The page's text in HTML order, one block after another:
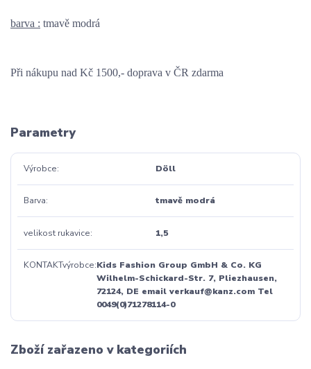
barva : tmavě modrá
Při nákupu nad Kč 1500,- doprava v ČR zdarma
Parametry
Výrobce Döll
Barva tmavě modrá
velikost rukavice 1,5
KONTAKTvýrobce Kids Fashion Group GmbH & Co. KG
Wilhelm-Schickard-Str. 7, Pliezhausen,
72124, DE email verkauf@kanz.com Tel
0049(0)71278114-0
Zboží zařazeno v kategoriích